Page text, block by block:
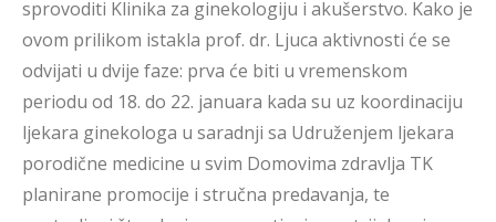
sprovoditi Klinika za ginekologiju i akušerstvo. Kako je
ovom prilikom istakla prof. dr. Ljuca aktivnosti će se
odvijati u dvije faze: prva će biti u vremenskom
periodu od 18. do 22. januara kada su uz koordinaciju
ljekara ginekologa u saradnji sa Udruženjem ljekara
porodične medicine u svim Domovima zdravlja TK
planirane promocije i stručna predavanja, te